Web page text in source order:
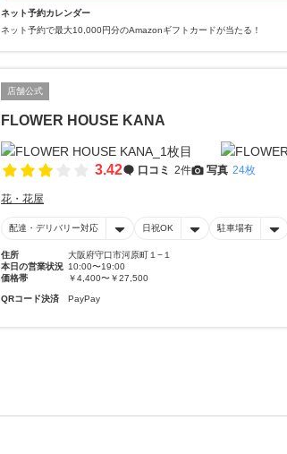
ネット予約カレンダー
ネット予約で最大10,000円分のAmazonギフトカードが当たる！
店舗公式
FLOWER HOUSE KANA
3.42 口コミ 2件 写真 24枚
花・花屋
配達・デリバリー対応 日祝OK 駐車場有
住所
大阪府守口市河原町１−１
本日の営業状況 10:00〜19:00
価格帯
￥4,400〜￥27,500
QRコード決済 PayPay